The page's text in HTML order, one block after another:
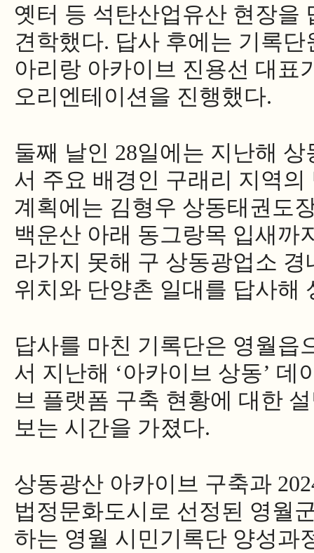
옛터 등 석탄산업유산 현장을
견학했다. 답사 후에는 기록
아리랑 아카이브 진용선 대표
오리엔테이션을 진행했다.
둘째 날인 28일에는 지난해
서 주요 배경인 구래리 지역
계획에는 김형우 상동태권도
백운산 아래 동그랑목 입새까
라가지 못해 구 상동광업소 경
위치와 단양촌 일대를 답사해
답사를 마친 기록단은 영월읍
서 지난해 ‘아카이브 상동’ 데
브 플랫폼 구축 현황에 대한
보는 시간을 가졌다.
상동광산 아카이브 구축과
법정문화도시로 선정된 영월
하는 영월 시민기록단 양성과